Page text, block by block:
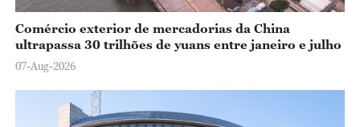
Comércio exterior de mercadorias da China
ultrapassa 30 trilhões de yuans entre janeiro e julho
07-Aug-2026